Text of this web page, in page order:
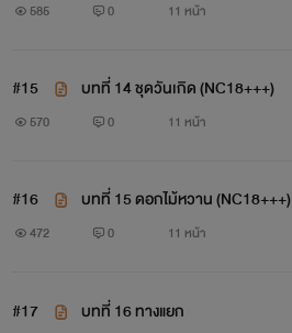
585 0 11 หน้า
#15 บทที่ 14 ชุดวันเกิด (NC18+++)
570 0 11 หน้า
#16 บทที่ 15 ดอกไม้หวาน (NC18+++)
472 0 11 หน้า
#17 บทที่ 16 ทางแยก